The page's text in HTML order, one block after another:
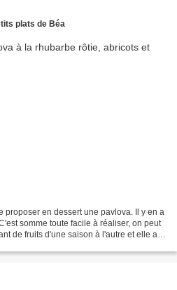
plats de Béa
proposer en dessert une pavlova. Il y en a
somme toute facile à réaliser, on peut
de fruits d'une saison à l'autre et elle a